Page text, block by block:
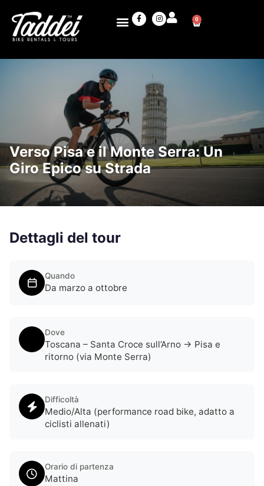
0
Verso Pisa e il Monte Serra: Un
Giro Epico su Strada
Dettagli del tour
Quando
Da marzo a ottobre
Dove
Toscana – Santa Croce sull’Arno → Pisa e
ritorno (via Monte Serra)
Difficoltà
Medio/Alta (performance road bike, adatto a
ciclisti allenati)
Orario di partenza
Mattina